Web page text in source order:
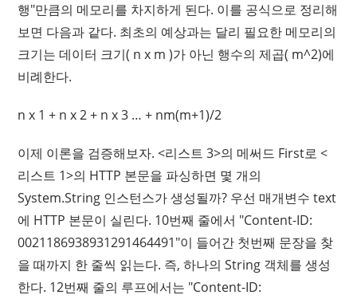
행"만큼의 메모리를 차지하게 된다. 이를 공식으로 정리해
보면 다음과 같다. 최초의 예상과는 달리 필요한 메모리의
크기는 데이터 크기( n x m )가 아닌 행수의 제곱( m^2)에
비례한다.
n x 1 + n x 2 + n x 3 … + nm(m+1)/2
이제 이론을 검증해보자. <리스트 3>의 메써드 First로 <
리스트 1>의 HTTP 본문을 파싱하면 몇 개의
System.String 인스턴스가 생성될까? 우선 매개변수 text
에 HTTP 본문이 실린다. 10번째 줄에서 "Content-ID:
0021186938931291464491"이 들어간 첫번째 문장을 찾
을 때까지 한 줄씩 읽는다. 즉, 하나의 String 객체를 생성
한다. 12번째 줄의 루프에서는 "Content-ID: